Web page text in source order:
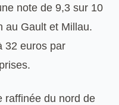
note de 9,3 sur 10
au Gault et Millau.
32 euros par
raffinée du nord de